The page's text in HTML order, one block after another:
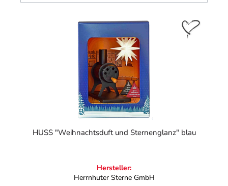
HUSS "Weihnachtsduft und Sternenglanz" blau
Hersteller:
Herrnhuter Sterne GmbH